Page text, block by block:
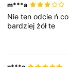
m***a
Nietenodcie ńco
bardziej żółte